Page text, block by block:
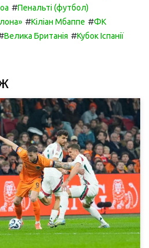
#Пенальті (футбол)
#Кіліан Мбаппе #ФК
Велика Британія #Кубок Іспанії